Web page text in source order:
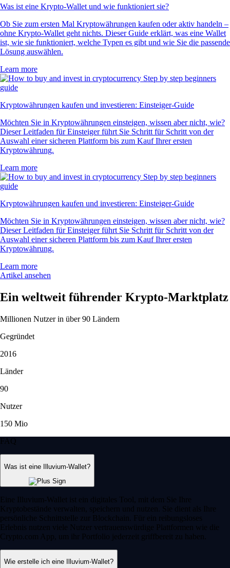
Was ist eine Krypto-Wallet und wie funktioniert sie?
Ob Sie zum ersten Mal Kryptowährungen kaufen oder aktiv handeln –
ohne Krypto-Wallet geht nichts. Dieser Guide erklärt, was eine Wallet
ist, wie sie funktioniert, welche Typen es gibt und wie Sie die passende
Lösung auswählen.
Learn more
Kryptowährungen kaufen und investieren: Einsteiger-Guide
Möchten Sie in Kryptowährungen einsteigen, wissen aber nicht, wie?
Dieser Leitfaden für Einsteiger führt Sie Schritt für Schritt von der
Auswahl einer sicheren Plattform bis zum Kauf Ihrer ersten
Kryptowährung.
Learn more
Kryptowährungen kaufen und investieren: Einsteiger-Guide
Möchten Sie in Kryptowährungen einsteigen, wissen aber nicht, wie?
Dieser Leitfaden für Einsteiger führt Sie Schritt für Schritt von der
Auswahl einer sicheren Plattform bis zum Kauf Ihrer ersten
Kryptowährung.
Learn more
Artikel ansehen
Ein weltweit führender Krypto-Marktplatz
Millionen Nutzer in über 90 Ländern
Gegründet
2016
Länder
90
Nutzer
150 Mio
FAQ
Was ist eine Illuvium-Wallet?
Eine Illuvium-Wallet ist ein digitales Tool, mit dem Sie Ihre
Kryptobestände verwalten, speichern und nutzen. Sie dient als Ihre
persönliche Schnittstelle zur Blockchain. Für ein reibungsloses
Erlebnis nutzen viele Nutzer vertrauenswürdige Plattformen wie die
Crypto.com App, um ihr Portfolio jederzeit griffbereit zu haben.
Wie erstelle ich eine Illuvium-Wallet?